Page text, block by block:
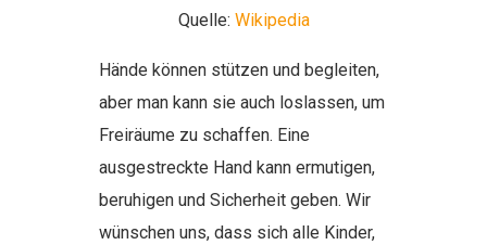
Quelle: Wikipedia
Hände können stützen und begleiten,
aber man kann sie auch loslassen, um
Freiräume zu schaffen. Eine
ausgestreckte Hand kann ermutigen,
beruhigen und Sicherheit geben. Wir
wünschen uns, dass sich alle Kinder,